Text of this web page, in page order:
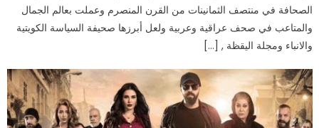
الصحافة في منتصف الثمانينات من القرن المنصرم وعملت بعالم الجمال
والمتاعب في صحف عراقية وعربية ولعل أبرزها صحيفة السياسة الكويتية
والانباء ومجلة اليقظة , […]